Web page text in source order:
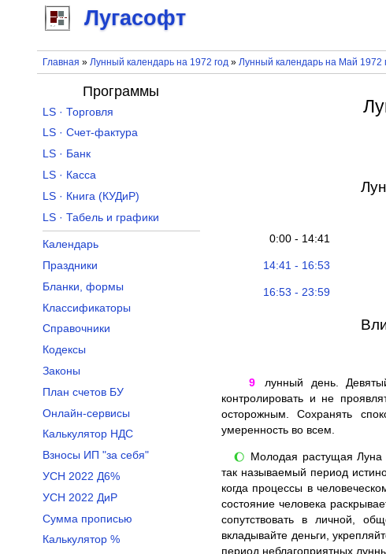
Лугасофт
Главная » Лунный календарь на 1972 год» Лунный календарь на Май 1972
0:00 - 14:41
14:41 - 16:53
16:53 - 23:59
9
лунный день.
контролировать и не
осторожным. Сохранять
умеренность во всем.
🌔
Молодая растущая Луна
так называемый период
когда процессы в
состояние человека
сопутствовать в личной,
вкладывайте деньги,
период неблагоприятных
Программы
LS · Торговля
LS · Счет-фактура
LS · Банк
LS · Касса
LS · Книга (КУДиР)
LS · Табель и графики
Календарь
Праздники
Бланки, формы
Классификаторы
Справочники
Кодексы
Законы
План счетов БУ
Онлайн-сервисы
Калькулятор НДС
Взносы ИП "за себя"
УСН 2022 Д6%
УСН 2022 ДиР
Сумма прописью
Калькулятор %